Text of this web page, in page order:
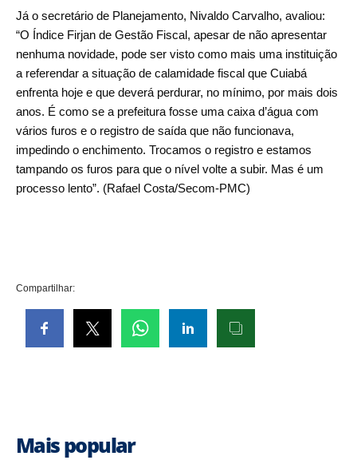
Já o secretário de Planejamento, Nivaldo Carvalho, avaliou:
“O Índice Firjan de Gestão Fiscal, apesar de não apresentar
nenhuma novidade, pode ser visto como mais uma instituição
a referendar a situação de calamidade fiscal que Cuiabá
enfrenta hoje e que deverá perdurar, no mínimo, por mais dois
anos. É como se a prefeitura fosse uma caixa d’água com
vários furos e o registro de saída que não funcionava,
impedindo o enchimento. Trocamos o registro e estamos
tampando os furos para que o nível volte a subir. Mas é um
processo lento”. (Rafael Costa/Secom-PMC)
Compartilhar:
Mais popular